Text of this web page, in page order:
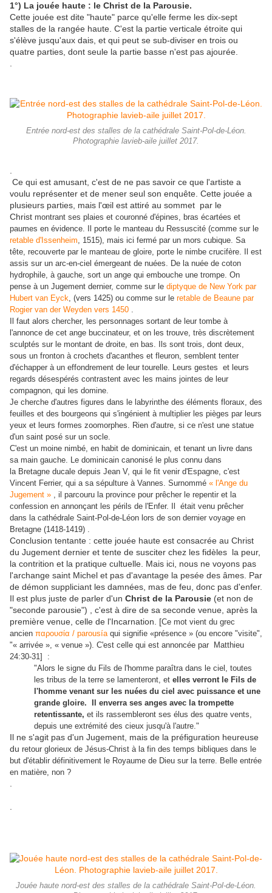
1°) La jouée haute : le Christ de la Parousie.
Cette jouée est dite "haute" parce qu'elle ferme les dix-sept
stalles de la rangée haute. C'est la partie verticale étroite qui
s'élève jusqu'aux dais, et qui peut se sub-diviser en trois ou
quatre parties, dont seule la partie basse n'est pas ajourée.
Entrée nord-est des stalles de la cathédrale Saint-Pol-de-Léon.
Photographie lavieb-aile juillet 2017.
Ce qui est amusant, c'est de ne pas savoir ce que l'artiste a
voulu représenter et de mener seul son enquête. Cette jouée a
plusieurs parties, mais l'œil est attiré au sommet par le
Christ montrant ses plaies et couronné d'épines, bras écartées et
paumes en évidence. Il porte le manteau du Ressuscité (comme sur le
retable d'Issenheim, 1515), mais ici fermé par un mors cubique. Sa
tête, recouverte par le manteau de gloire, porte le nimbe crucifère. Il est
assis sur un arc-en-ciel émergeant de nuées. De la nuée de coton
hydrophile, à gauche, sort un ange qui embouche une trompe. On
pense à un Jugement dernier, comme sur le diptyque de New York par
Hubert van Eyck, (vers 1425) ou comme sur le retable de Beaune par
Rogier van der Weyden vers 1450 .
Il faut alors chercher, les personnages sortant de leur tombe à
l'annonce de cet ange buccinateur, et on les trouve, très discrètement
sculptés sur le montant de droite, en bas. Ils sont trois, dont deux,
sous un fronton à crochets d'acanthes et fleuron, semblent tenter
d'échapper à un effondrement de leur tourelle. Leurs gestes et leurs
regards désespérés contrastent avec les mains jointes de leur
compagnon, qui les domine.
Je cherche d'autres figures dans le labyrinthe des éléments floraux, des
feuilles et des bourgeons qui s'ingénient à multiplier les pièges par leurs
yeux et leurs formes zoomorphes. Rien d'autre, si ce n'est une statue
d'un saint posé sur un socle.
C'est un moine nimbé, en habit de dominicain, et tenant un livre dans
sa main gauche. Le dominicain canonisé le plus connu dans
la Bretagne ducale depuis Jean V, qui le fit venir d'Espagne, c'est
Vincent Ferrier, qui a sa sépulture à Vannes. Surnommé « l'Ange du
Jugement » , il parcouru la province pour prêcher le repentir et la
confession en annonçant les périls de l'Enfer. Il était venu prêcher
dans la cathédrale Saint-Pol-de-Léon lors de son dernier voyage en
Bretagne (1418-1419) .
Conclusion tentante : cette jouée haute est consacrée au Christ
du Jugement dernier et tente de susciter chez les fidèles la peur,
la contrition et la pratique cultuelle. Mais ici, nous ne voyons pas
l'archange saint Michel et pas d'avantage la pesée des âmes. Par
de démon suppliciant les damnées, mas de feu, donc pas d'enfer.
Il est plus juste de parler d'un Christ de la Parousie (et non de
"seconde parousie") , c'est à dire de sa seconde venue, après la
première venue, celle de l'Incarnation. [Ce mot vient du grec
ancien παρουσία / parousíaqui signifie «présence » (ou encore "visite",
"« arrivée », « venue »). C'est celle qui est annoncée par
Matthieu
24:30-31] :
"Alors le signe du Fils de l'homme paraîtra dans le ciel, toutes
les tribus de la terre se lamenteront, et elles verront le Fils de
l'homme venant sur les nuées du ciel avec puissance et une
grande gloire. Il enverra ses anges avec la trompette
retentissante, et ils rassembleront ses élus des quatre vents,
depuis une extrémité des cieux jusqu'à l'autre."
Il ne s'agit pas d'un Jugement, mais de la préfiguration heureuse
du retour glorieux de Jésus-Christ à la fin des temps bibliques dans le
but d'établir définitivement le Royaume de Dieu sur la terre. Belle entrée
en matière, non ?
Jouée haute nord-est des stalles de la cathédrale Saint-Pol-de-Léon.